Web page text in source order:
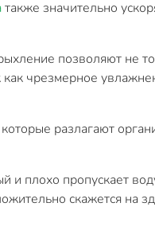
также значительно
позволяют не
как чрезмерное
разлагают
и плохо пропускает
скажется на